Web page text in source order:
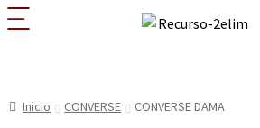
Inicio CONVERSE CONVERSE DAMA